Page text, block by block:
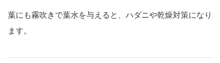
葉にも霧吹きで葉水を与えると、ハダニや乾燥対策になり
ます。